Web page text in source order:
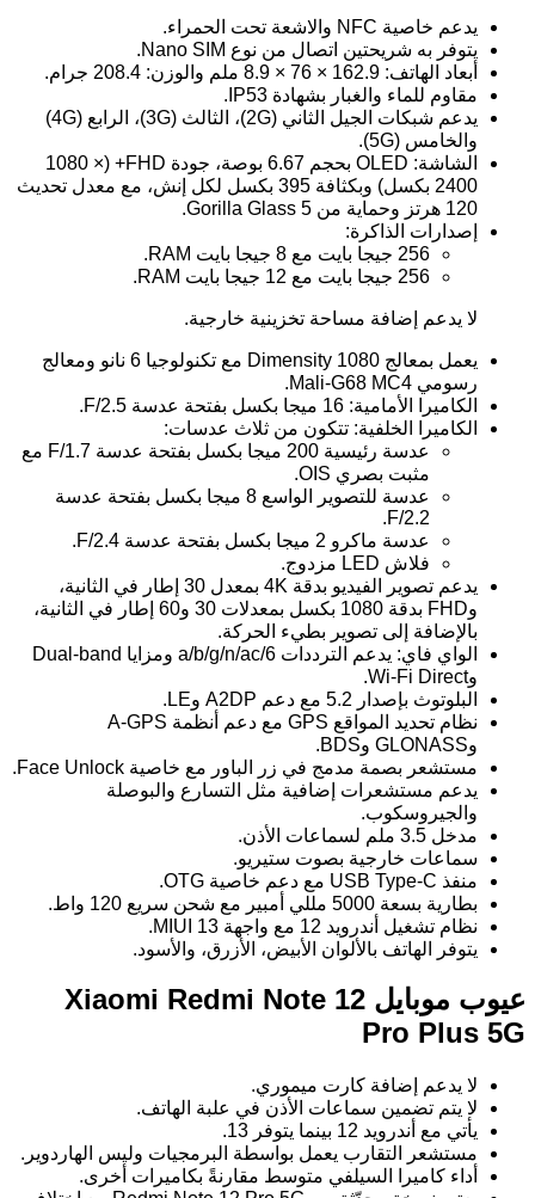
يدعم خاصية NFC والاشعة تحت الحمراء.
يتوفر به شريحتين اتصال من نوع Nano SIM.
أبعاد الهاتف: 162.9 × 76 × 8.9 ملم والوزن: 208.4 جرام.
مقاوم للماء والغبار بشهادة IP53.
يدعم شبكات الجيل الثاني (2G)، الثالث (3G)، الرابع (4G)
والخامس (5G).
الشاشة: OLED بحجم 6.67 بوصة، جودة FHD+ (1080 ×
2400 بكسل) وبكثافة 395 بكسل لكل إنش، مع معدل تحديث
120 هرتز وحماية من Gorilla Glass 5.
إصدارات الذاكرة:
256 جيجا بايت مع 8 جيجا بايت RAM.
256 جيجا بايت مع 12 جيجا بايت RAM.
لا يدعم إضافة مساحة تخزينية خارجية.
يعمل بمعالج Dimensity 1080 مع تكنولوجيا 6 نانو ومعالج
رسومي Mali-G68 MC4.
الكاميرا الأمامية: 16 ميجا بكسل بفتحة عدسة F/2.5.
الكاميرا الخلفية: تتكون من ثلاث عدسات:
عدسة رئيسية 200 ميجا بكسل بفتحة عدسة F/1.7 مع
مثبت بصري OIS.
عدسة للتصوير الواسع 8 ميجا بكسل بفتحة عدسة
F/2.2.
عدسة ماكرو 2 ميجا بكسل بفتحة عدسة F/2.4.
فلاش LED مزدوج.
يدعم تصوير الفيديو بدقة 4K بمعدل 30 إطار في الثانية،
وFHD بدقة 1080 بكسل بمعدلات 30 و60 إطار في الثانية،
بالإضافة إلى تصوير بطيء الحركة.
الواي فاي: يدعم الترددات a/b/g/n/ac/6 ومزايا Dual-band
وWi-Fi Direct.
البلوتوث بإصدار 5.2 مع دعم A2DP وLE.
نظام تحديد المواقع GPS مع دعم أنظمة A-GPS
وGLONASS وBDS.
مستشعر بصمة مدمج في زر الباور مع خاصية Face Unlock.
يدعم مستشعرات إضافية مثل التسارع والبوصلة
والجيروسكوب.
مدخل 3.5 ملم لسماعات الأذن.
سماعات خارجية بصوت ستيريو.
منفذ USB Type-C مع دعم خاصية OTG.
بطارية بسعة 5000 مللي أمبير مع شحن سريع 120 واط.
نظام تشغيل أندرويد 12 مع واجهة MIUI 13.
يتوفر الهاتف بالألوان الأبيض، الأزرق، والأسود.
عيوب موبايل Xiaomi Redmi Note 12
Pro Plus 5G
لا يدعم إضافة كارت ميموري.
لا يتم تضمين سماعات الأذن في علبة الهاتف.
يأتي مع أندرويد 12 بينما يتوفر 13.
مستشعر التقارب يعمل بواسطة البرمجيات وليس الهاردوير.
أداء كاميرا السيلفي متوسط مقارنةً بكاميرات أخرى.